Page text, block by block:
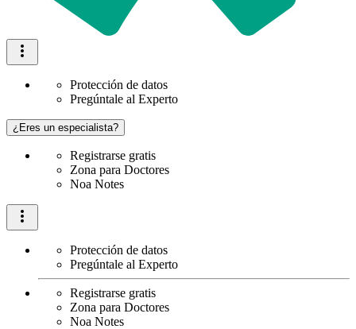
Protección de datos
Pregúntale al Experto
¿Eres un especialista?
Registrarse gratis
Zona para Doctores
Noa Notes
Protección de datos
Pregúntale al Experto
Registrarse gratis
Zona para Doctores
Noa Notes